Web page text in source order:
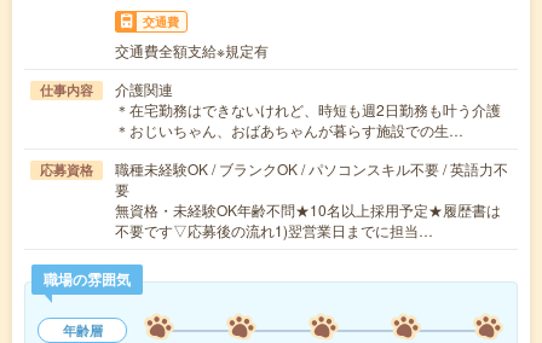
交通費
交通費全額支給※規定有
仕事内容
介護関連
＊在宅勤務はできないけれど、時短も週2日勤務も叶う介護
＊おじいちゃん、おばあちゃんが暮らす施設での生…
応募資格
職種未経験OK / ブランクOK / パソコンスキル不要 / 英語力不
要
無資格・未経験OK年齢不問★10名以上採用予定★履歴書は
不要です▽応募後の流れ1)翌営業日までに担当…
職場の雰囲気
年齢層